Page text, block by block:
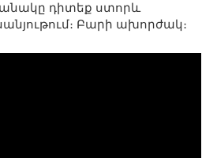
դիտեք ստորև
Բարի ախորժակ։